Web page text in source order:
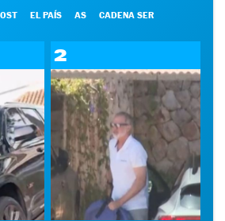
EL PAÍS AS CADENA SER
2